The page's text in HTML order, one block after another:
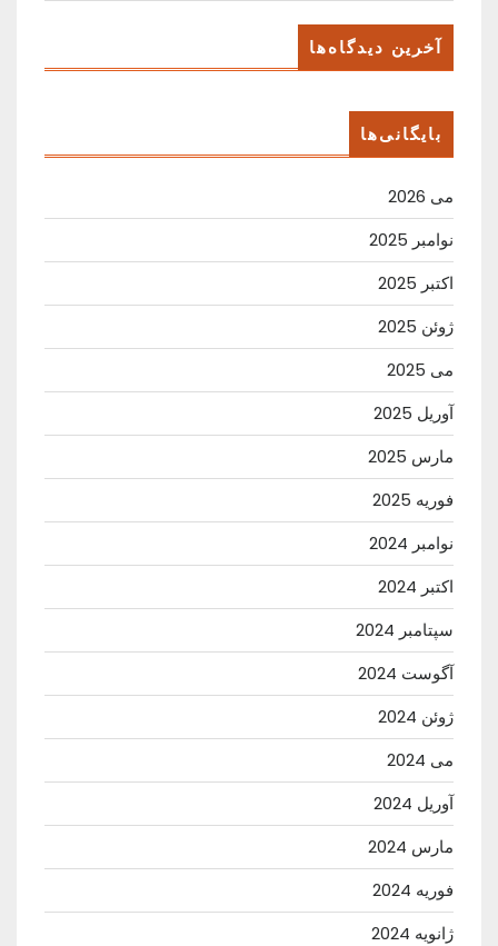
آخرین دیدگاه‌ها
بایگانی‌ها
می 2026
نوامبر 2025
اکتبر 2025
ژوئن 2025
می 2025
آوریل 2025
مارس 2025
فوریه 2025
نوامبر 2024
اکتبر 2024
سپتامبر 2024
آگوست 2024
ژوئن 2024
می 2024
آوریل 2024
مارس 2024
فوریه 2024
ژانویه 2024